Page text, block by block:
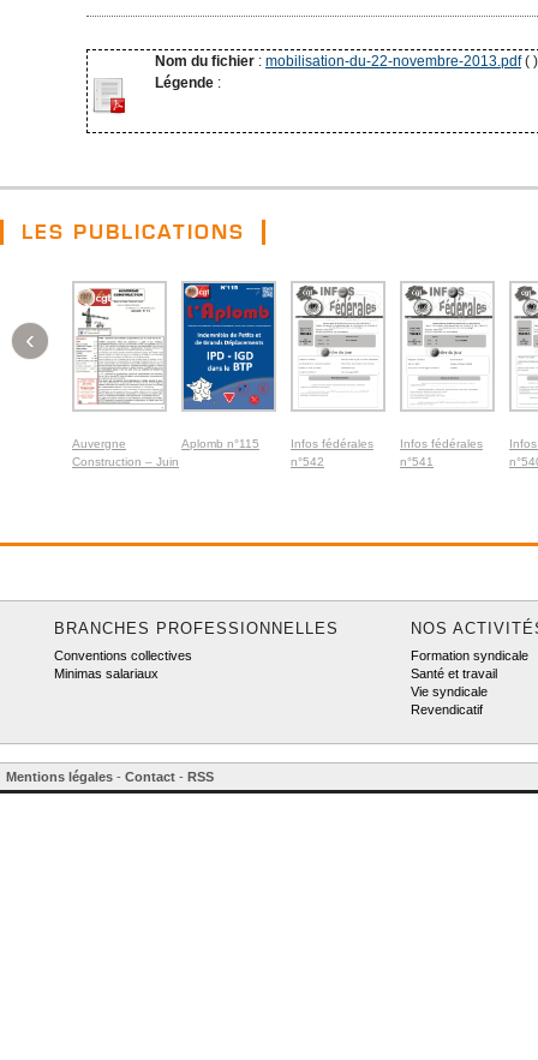
Nom du fichier : mobilisation-du-22-novembre-2013.pdf( )
Légende :
LES PUBLICATIONS
Auvergne
Construction – Juin
Aplomb n°115
Infos fédérales
n°542
Infos fédérales
n°541
‹
BRANCHES PROFESSIONNELLES
Conventions collectives
Minimas salariaux
NOS
Formation syndicale
Santé et travail
Vie syndicale
Revendicatif
Mentions légales - Contact - RSS